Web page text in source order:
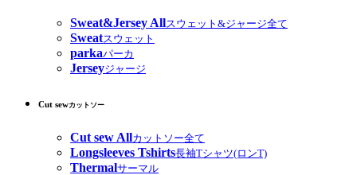
Sweat&Jersey Allスウェット&ジャージ全て
Sweatスウェット
parkaパーカ
Jerseyジャージ
Cut sewカットソー
Cut sew Allカットソー全て
Longsleeves Tshirts長袖Tシャツ(ロンT)
Thermalサーマル